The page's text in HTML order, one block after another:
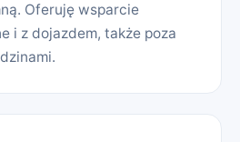
Oferuję wsparcie
i z dojazdem, także poza